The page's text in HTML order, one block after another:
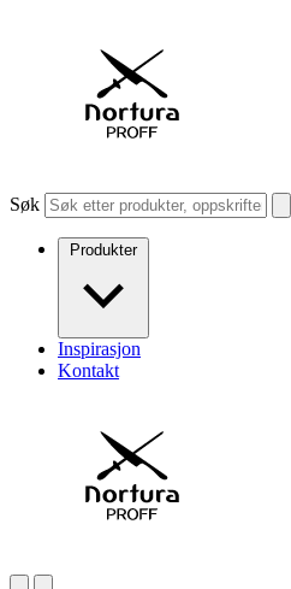
Søk
Produkter
Inspirasjon
Kontakt